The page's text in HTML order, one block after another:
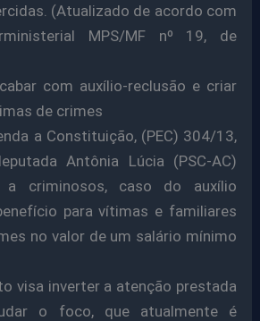
(Atualizado de acordo com
MPS/MF nº 19, de
com auxílio-reclusão e criar
de crimes
a Constituição, (PEC) 304/13,
Antônia Lúcia (PSC-AC)
a criminosos, caso do auxílio
para vítimas e familiares
no valor de um salário mínimo
visa inverter a atenção prestada
o foco, que atualmente é